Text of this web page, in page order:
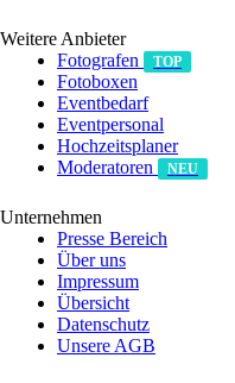
Weitere Anbieter
Fotografen
TOP
Fotoboxen
Eventbedarf
Eventpersonal
Hochzeitsplaner
Moderatoren
NEU
Unternehmen
Presse Bereich
Über uns
Impressum
Übersicht
Datenschutz
Unsere AGB